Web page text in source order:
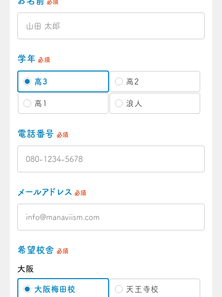
必須
学年 必須
高3 高2
高1 浪人
電話番号 必須
メールアドレス 必須
希望校舎 必須
大阪
大阪梅田校 天王寺校